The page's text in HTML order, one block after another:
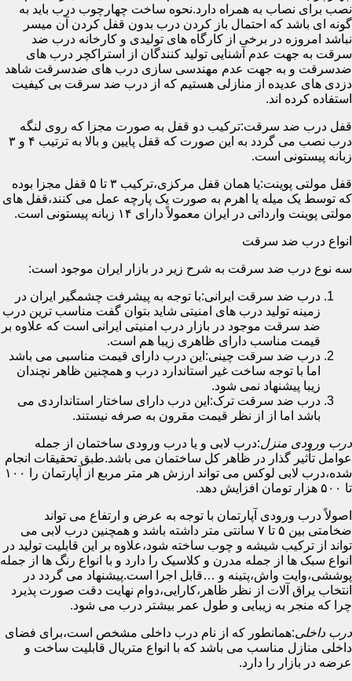
نصب برای نصاب به همراه دارد.نحوه ساخت چهارچوب درب باید به
گونه ای باشد که احتمال باز کردن درب بدون قفل کردن آن میسر
نباشد امروزه در برخی از کارگاه های تولیدی و کارخانه درب ضد
سرقت به جهت عدم آشنایی تولید کنندگان از استراکچر درب های
ضدسرقت و به جهت عدم مهندسی سازی درب های ضدسرقت شاهد
دزدی های عدیده از منازلی هستیم که از درب ضد سرقت بی کیفیت
استفاده کرده اند.
قفل درب ضد سرقت:ترکیب دو قفل به صورت مجزا که روی لنگه
درب نصب می گردد به این صورت که قفل پایین و بالا به ترتیب ۴ و ۳
زبانه پیستونی است.
قفل مولتی پوینت:یا همان قفل مرکزی،ترکیب ۳ تا ۵ قفل مجزا بوده
که توسط یک میله یا اهرم به صورت یک پارچه عمل می کنند،قفل های
مولتی پوینت وارداتی در ایران معمولاً دارای ۱۴ زبانه پیستونی است.
انواع درب ضد سرقت
سه نوع درب ضد سرقت به شرح زیر در بازار ایران موجود است:
درب ضد سرقت ایرانی:با توجه به پیشرفت چشمگیر ایران در
زمینه تولید درب های امنیتی شاید بتوان گفت مناسب ترین درب
ضد سرقت موجود در بازار درب امنیتی ایرانی است که علاوه بر
قیمت مناسب دارای ظاهری زیبا هم است.
درب ضد سرقت چینی:این درب دارای قیمت مناسبی می باشد
اما با توجه ساخت غیر استاندارد درب و همچنین ظاهر نچندان
زیبا پیشنهاد نمی شود.
درب ضد سرقت ترک:این درب دارای ساختار استانداردی می
باشد اما از از نظر قیمت مقرون به صرفه نیستند.
درب ورودی منزل:درب لابی و یا درب ورودی ساختمان از جمله
عوامل تأثیر گذار در ظاهر کل ساختمان می باشد.طبق تحقیقات انجام
شده،درب لابی لوکس می تواند ارزش هر متر مربع از آپارتمان را ۱۰۰
تا ۵۰۰ هزار تومان افزایش دهد.
اصولاً درب ورودی آپارتمان با توجه به عرض و ارتفاع می تواند
ضخامتی بین ۵ تا ۷ سانتی متر داشته باشد و همچنین درب لابی می
تواند از ترکیب شیشه و چوب ساخته شود،علاوه بر این قابلیت تولید در
انواع سبک ها از جمله مدرن و کلاسیک را دارد و با انواع رنگ ها از جمله
پوششی،وایت واش،پتینه و …قابل اجرا است.پیشنهاد می گردد در
انتخاب یراق آلات از نظر ظاهر،کارایی،دوام نهایت دقت صورت پذیرد
چرا که منجر به زیبایی و طول عمر بیشتر درب می شود.
درب داخلی:همانطور که از نام درب داخلی مشخص است،برای فضای
داخلی منازل مناسب می باشد که با انواع متریال قابلیت ساخت و
عرضه در بازار را دارد.